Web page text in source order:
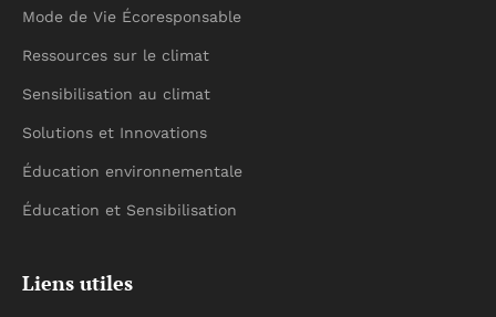
Mode de Vie Écoresponsable
Ressources sur le climat
Sensibilisation au climat
Solutions et Innovations
Éducation environnementale
Éducation et Sensibilisation
Liens utiles